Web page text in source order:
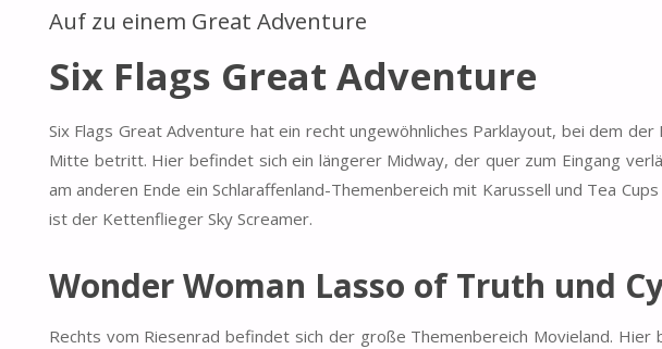
Auf zu einem Great Adventure
Six Flags Great Adventure
Six Flags Great Adventure hat ein recht ungewöhnliches Parklayout, bei dem
Mitte betritt. Hier befindet sich ein längerer Midway, der quer zum Eingang
am anderen Ende ein Schlaraffenland-Themenbereich mit Karussell und Tea
ist der Kettenflieger Sky Screamer.
Wonder Woman Lasso of Truth und
Rechts vom Riesenrad befindet sich der große Themenbereich Movieland.